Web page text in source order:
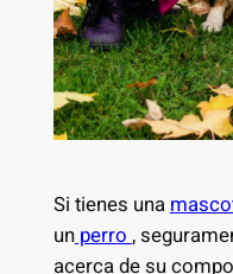
Si tienes una
unperro ,
acerca de su